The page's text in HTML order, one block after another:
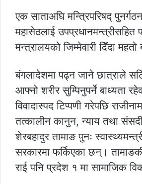
एक साताअघि मन्त्रिपरिषद्
महासेठलाई उपप्रधानमन्त्रीसहित
मन्त्रालयको जिम्मेवारी दिँदा महतो
बंगलादेशमा पढ्न जाने छात्राले
आफ्नो शरीर सुम्पिनुपर्ने बाध्यता
विवादास्पद टिप्पणी गरेपछि
तत्कालीन कानुन, न्याय तथा
शेरबहादुर तामाङ पुनः
सरकारमा फर्किएका छन्।
राई पनि प्रदेश १ मा सामाजिक